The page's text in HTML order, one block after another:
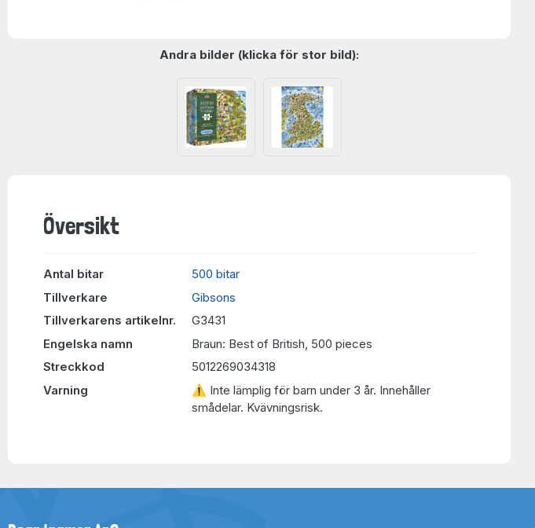
Andra bilder (klicka för stor bild):
Översikt
Antal bitar
500 bitar
Tillverkare
Gibsons
Tillverkarens artikelnr.
G3431
Engelska namn
Braun: Best of British, 500 pieces
Streckkod
5012269034318
Varning
⚠ Inte lämplig för barn under 3 år. Innehåller
smådelar. Kvävningsrisk.